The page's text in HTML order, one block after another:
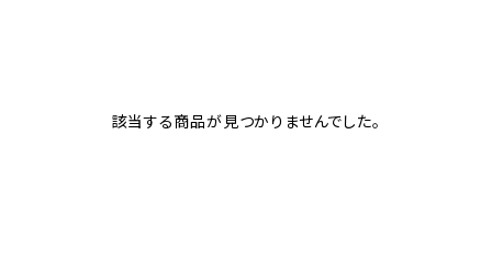
該当する商品が見つかりませんでした。